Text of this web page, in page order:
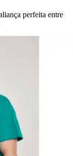
perfeita entre